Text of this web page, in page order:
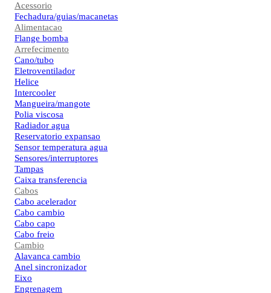
Acessorio
Fechadura/guias/macanetas
Alimentacao
Flange bomba
Arrefecimento
Cano/tubo
Eletroventilador
Helice
Intercooler
Mangueira/mangote
Polia viscosa
Radiador agua
Reservatorio expansao
Sensor temperatura agua
Sensores/interruptores
Tampas
Caixa transferencia
Cabos
Cabo acelerador
Cabo cambio
Cabo capo
Cabo freio
Cambio
Alavanca cambio
Anel sincronizador
Eixo
Engrenagem